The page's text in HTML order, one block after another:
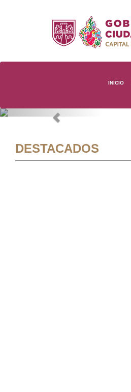
INICIO
Previous
DESTACADOS